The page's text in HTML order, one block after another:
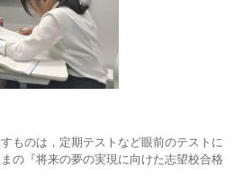
ものは，定期テストなど眼前のテストに
の『将来の夢の実現に向けた志望校合格